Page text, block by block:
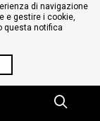
di navigazione
e gestire i cookie,
questa notifica